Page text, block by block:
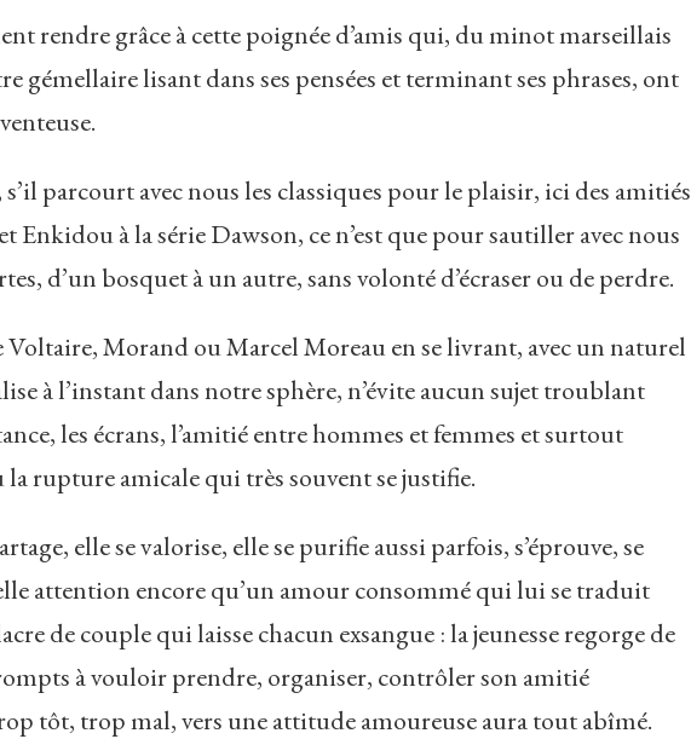
rendre grâce à cette poignée d’amis qui, du minot marseillais
gémellaire lisant dans ses pensées et terminant ses phrases, ont
parcourt avec nous les classiques pour le plaisir, ici des amitiés
Enkidou à la série Dawson, ce n’est que pour sautiller avec nous
d’un bosquet à un autre, sans volonté d’écraser ou de perdre.
Morand ou Marcel Moreau en se livrant, avec un naturel
à l’instant dans notre sphère, n’évite aucun sujet troublant
les écrans, l’amitié entre hommes et femmes et surtout
rupture amicale qui très souvent se justifie.
elle se valorise, elle se purifie aussi parfois, s’éprouve, se
attention encore qu’un amour consommé qui lui se traduit
de couple qui laisse chacun exsangue : la jeunesse regorge de
à vouloir prendre, organiser, contrôler son amitié
tôt, trop mal, vers une attitude amoureuse aura tout abîmé.